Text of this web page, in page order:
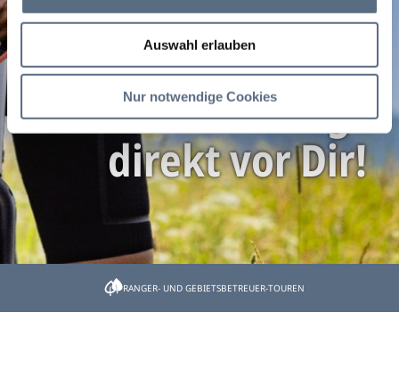
Auswahl erlauben
Nur notwendige Cookies
Bike-Genuss: Was
Du brauchst liegt
direkt vor Dir!
Naturschutz leicht gemacht
RANGER- UND GEBIETSBETREUER-TOUREN